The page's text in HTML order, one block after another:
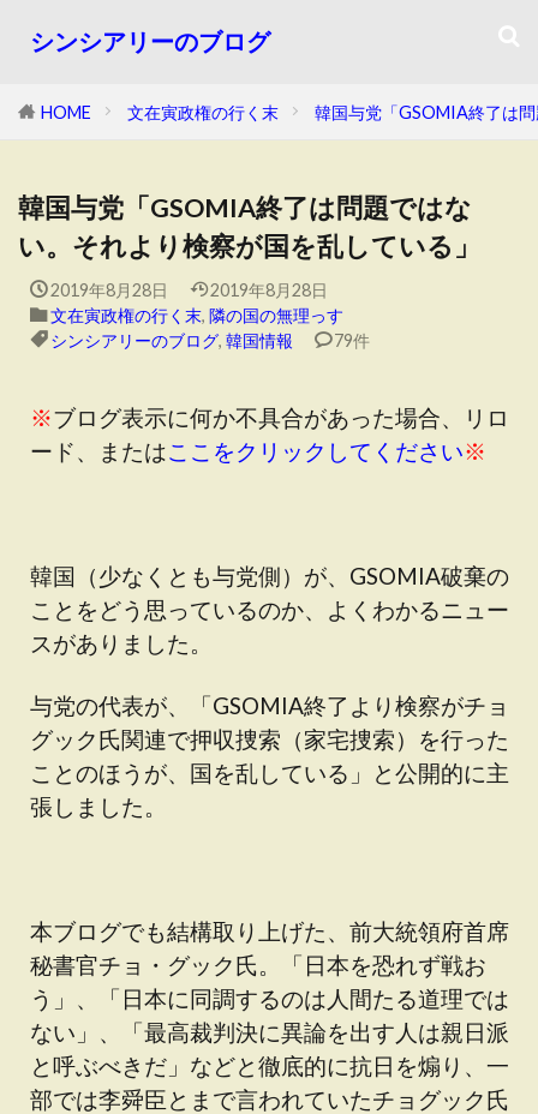
シンシアリーのブログ
HOME 文在寅政権の行く末 韓国与党「GSOMIA終了は
韓国与党「GSOMIA終了は問題ではな
い。それより検察が国を乱している」
2019年8月28日
2019年8月28日
文在寅政権の行く末, 隣の国の無理っす
シンシアリーのブログ, 韓国情報 79件
※ブログ表示に何か不具合があった場合、リロ
ード、またはここをクリックしてください※
韓国（少なくとも与党側）が、GSOMIA破棄の
ことをどう思っているのか、よくわかるニュー
スがありました。
与党の代表が、「GSOMIA終了より検察がチョ
グック氏関連で押収捜索（家宅捜索）を行った
ことのほうが、国を乱している」と公開的に主
張しました。
本ブログでも結構取り上げた、前大統領府首席
秘書官チョ・グック氏。「日本を恐れず戦お
う」、「日本に同調するのは人間たる道理では
ない」、「最高裁判決に異論を出す人は親日派
と呼ぶべきだ」などと徹底的に抗日を煽り、一
部では李舜臣とまで言われていたチョグック氏